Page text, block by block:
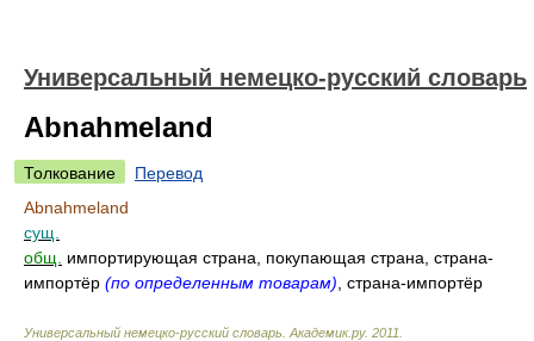
Универсальный немецко-русский словарь
Abnahmeland
Толкование
Перевод
Abnahmeland
сущ.
общ.
импортирующая страна, покупающая страна, страна-
импортёр (по определенным товарам) , страна-импортёр
Универсальный немецко-русский словарь Академик.ру. 2011